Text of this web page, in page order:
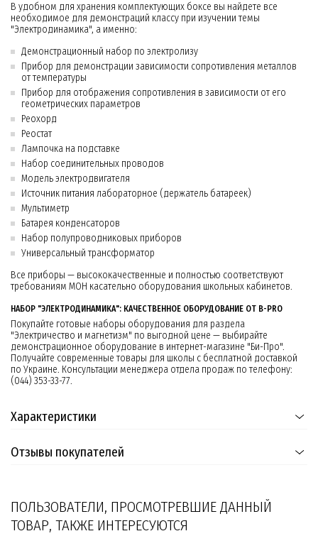
В удобном для хранения комплектующих боксе вы найдете все
необходимое для демонстраций классу при изучении темы
"Электродинамика", а именно:
Демонстрационный набор по электролизу
Прибор для демонстрации зависимости сопротивления металлов
от температуры
Прибор для отображения сопротивления в зависимости от его
геометрических параметров
Реохорд
Реостат
Лампочка на подставке
Набор соединительных проводов
Модель электродвигателя
Источник питания лабораторное (держатель батареек)
Мультиметр
Батарея конденсаторов
Набор полупроводниковых приборов
Универсальный трансформатор
Все приборы — высококачественные и полностью соответствуют
требованиям МОН касательно оборудования школьных кабинетов.
НАБОР "ЭЛЕКТРОДИНАМИКА": КАЧЕСТВЕННОЕ ОБОРУДОВАНИЕ ОТ B-PRO
Покупайте готовые наборы оборудования для раздела
"Электричество и магнетизм" по выгодной цене — выбирайте
демонстрационное оборудование в интернет-магазине "Би-Про".
Получайте современные товары для школы с бесплатной доставкой
по Украине. Консультации менеджера отдела продаж по телефону:
(044) 353-33-77.
Характеристики
Отзывы покупателей
ПОЛЬЗОВАТЕЛИ, ПРОСМОТРЕВШИЕ ДАННЫЙ
ТОВАР, ТАКЖЕ ИНТЕРЕСУЮТСЯ